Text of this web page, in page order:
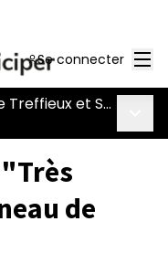
Se connecter
Créneau de dépassement entre Treffieux et Saint-Vincent-des-Landes
de